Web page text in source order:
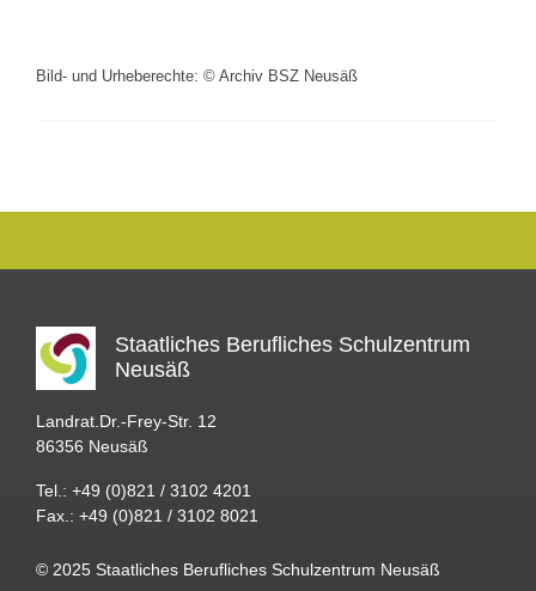
Bild- und Urheberechte: © Archiv BSZ Neusäß
Staatliches Berufliches Schulzentrum
Neusäß
Landrat.Dr.-Frey-Str. 12
86356 Neusäß
Tel.: +49 (0)821 / 3102 4201
Fax.: +49 (0)821 / 3102 8021
© 2025 Staatliches Berufliches Schulzentrum Neusäß